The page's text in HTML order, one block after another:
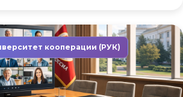
кооперации (РУК)